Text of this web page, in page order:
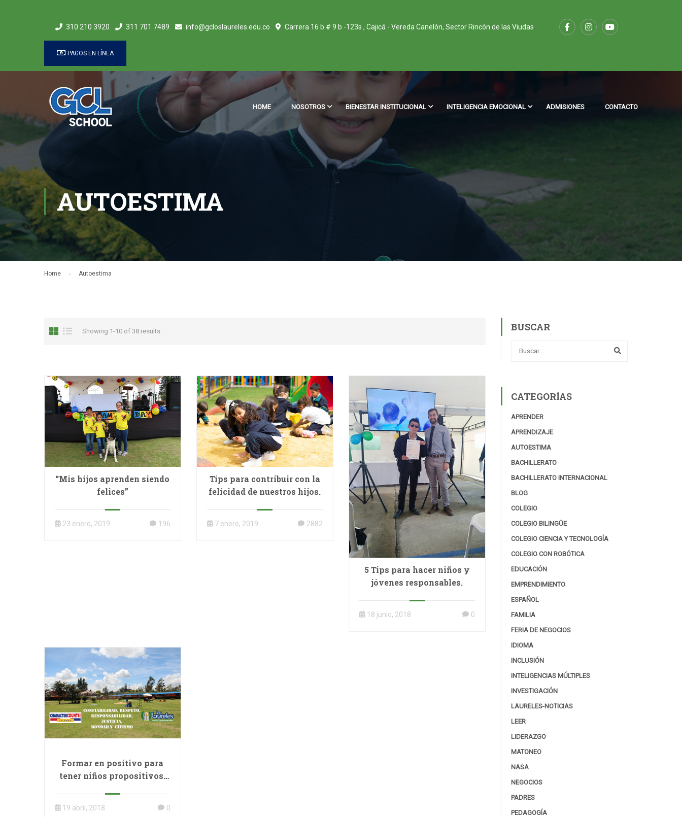
310 210 3920 311 701 7489 info@gcloslaureles.edu.co Carrera 16 b # 9 b -123s , Cajicá - Vereda Canelón, Sector Rincón de las Viudas
PAGOS EN LÍNEA
HOME NOSOTROS BIENESTAR INSTITUCIONAL INTELIGENCIA EMOCIONAL ADMISIONES CONTACTO
AUTOESTIMA
Home Autoestima
Showing 1-10 of 38 results
“Mis hijos aprenden siendo
felices”
23 enero, 2019 196
Tips para contribuir con la
felicidad de nuestros hijos.
7 enero, 2019 2882
5 Tips para hacer niños y
jóvenes responsables.
18 junio, 2018 0
Formar en positivo para
tener niños propositivos,
19 abril, 2018 0
BUSCAR
CATEGORÍAS
APRENDER
APRENDIZAJE
AUTOESTIMA
BACHILLERATO
BACHILLERATO INTERNACIONAL
BLOG
COLEGIO
COLEGIO BILINGÜE
COLEGIO CIENCIA Y TECNOLOGÍA
COLEGIO CON ROBÓTICA
EDUCACIÓN
EMPRENDIMIENTO
ESPAÑOL
FAMILIA
FERIA DE NEGOCIOS
IDIOMA
INCLUSIÓN
INTELIGENCIAS MÚLTIPLES
INVESTIGACIÓN
LAURELES-NOTICIAS
LEER
LIDERAZGO
MATONEO
NASA
NEGOCIOS
PADRES
PEDAGOGÍA